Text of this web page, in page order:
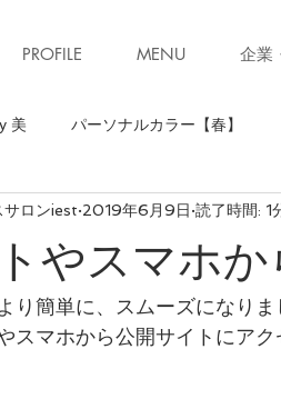
PROFILE MENU 企業
美 パーソナルカラー【春】
骨格診断【ストレート】
ナルカラー【秋】 お知らせ・キ
やスマホ
サロンiest 2019年6月9日 読了時間: 1
り簡単に、スムーズになり
スマホから公開サイトにア